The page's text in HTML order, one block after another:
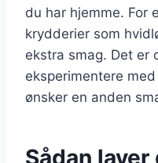
du har hjemme. For
krydderier som
ekstra smag. Det er
eksperimentere
ønsker en anden
Sådan